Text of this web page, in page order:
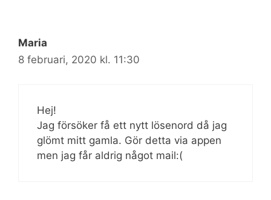
Maria
8 februari, 2020 kl. 11:30
Hej!
Jag försöker få ett nytt lösenord då jag
glömt mitt gamla. Gör detta via appen
men jag får aldrig något mail:(